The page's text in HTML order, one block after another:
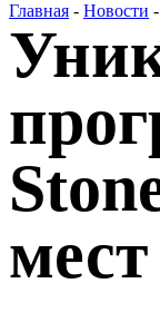
Главная - Новости -